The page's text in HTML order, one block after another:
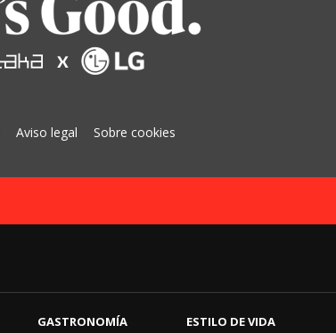
Aviso legal Sobre cookies
GASTRONOMÍA
ESTILO DE VIDA